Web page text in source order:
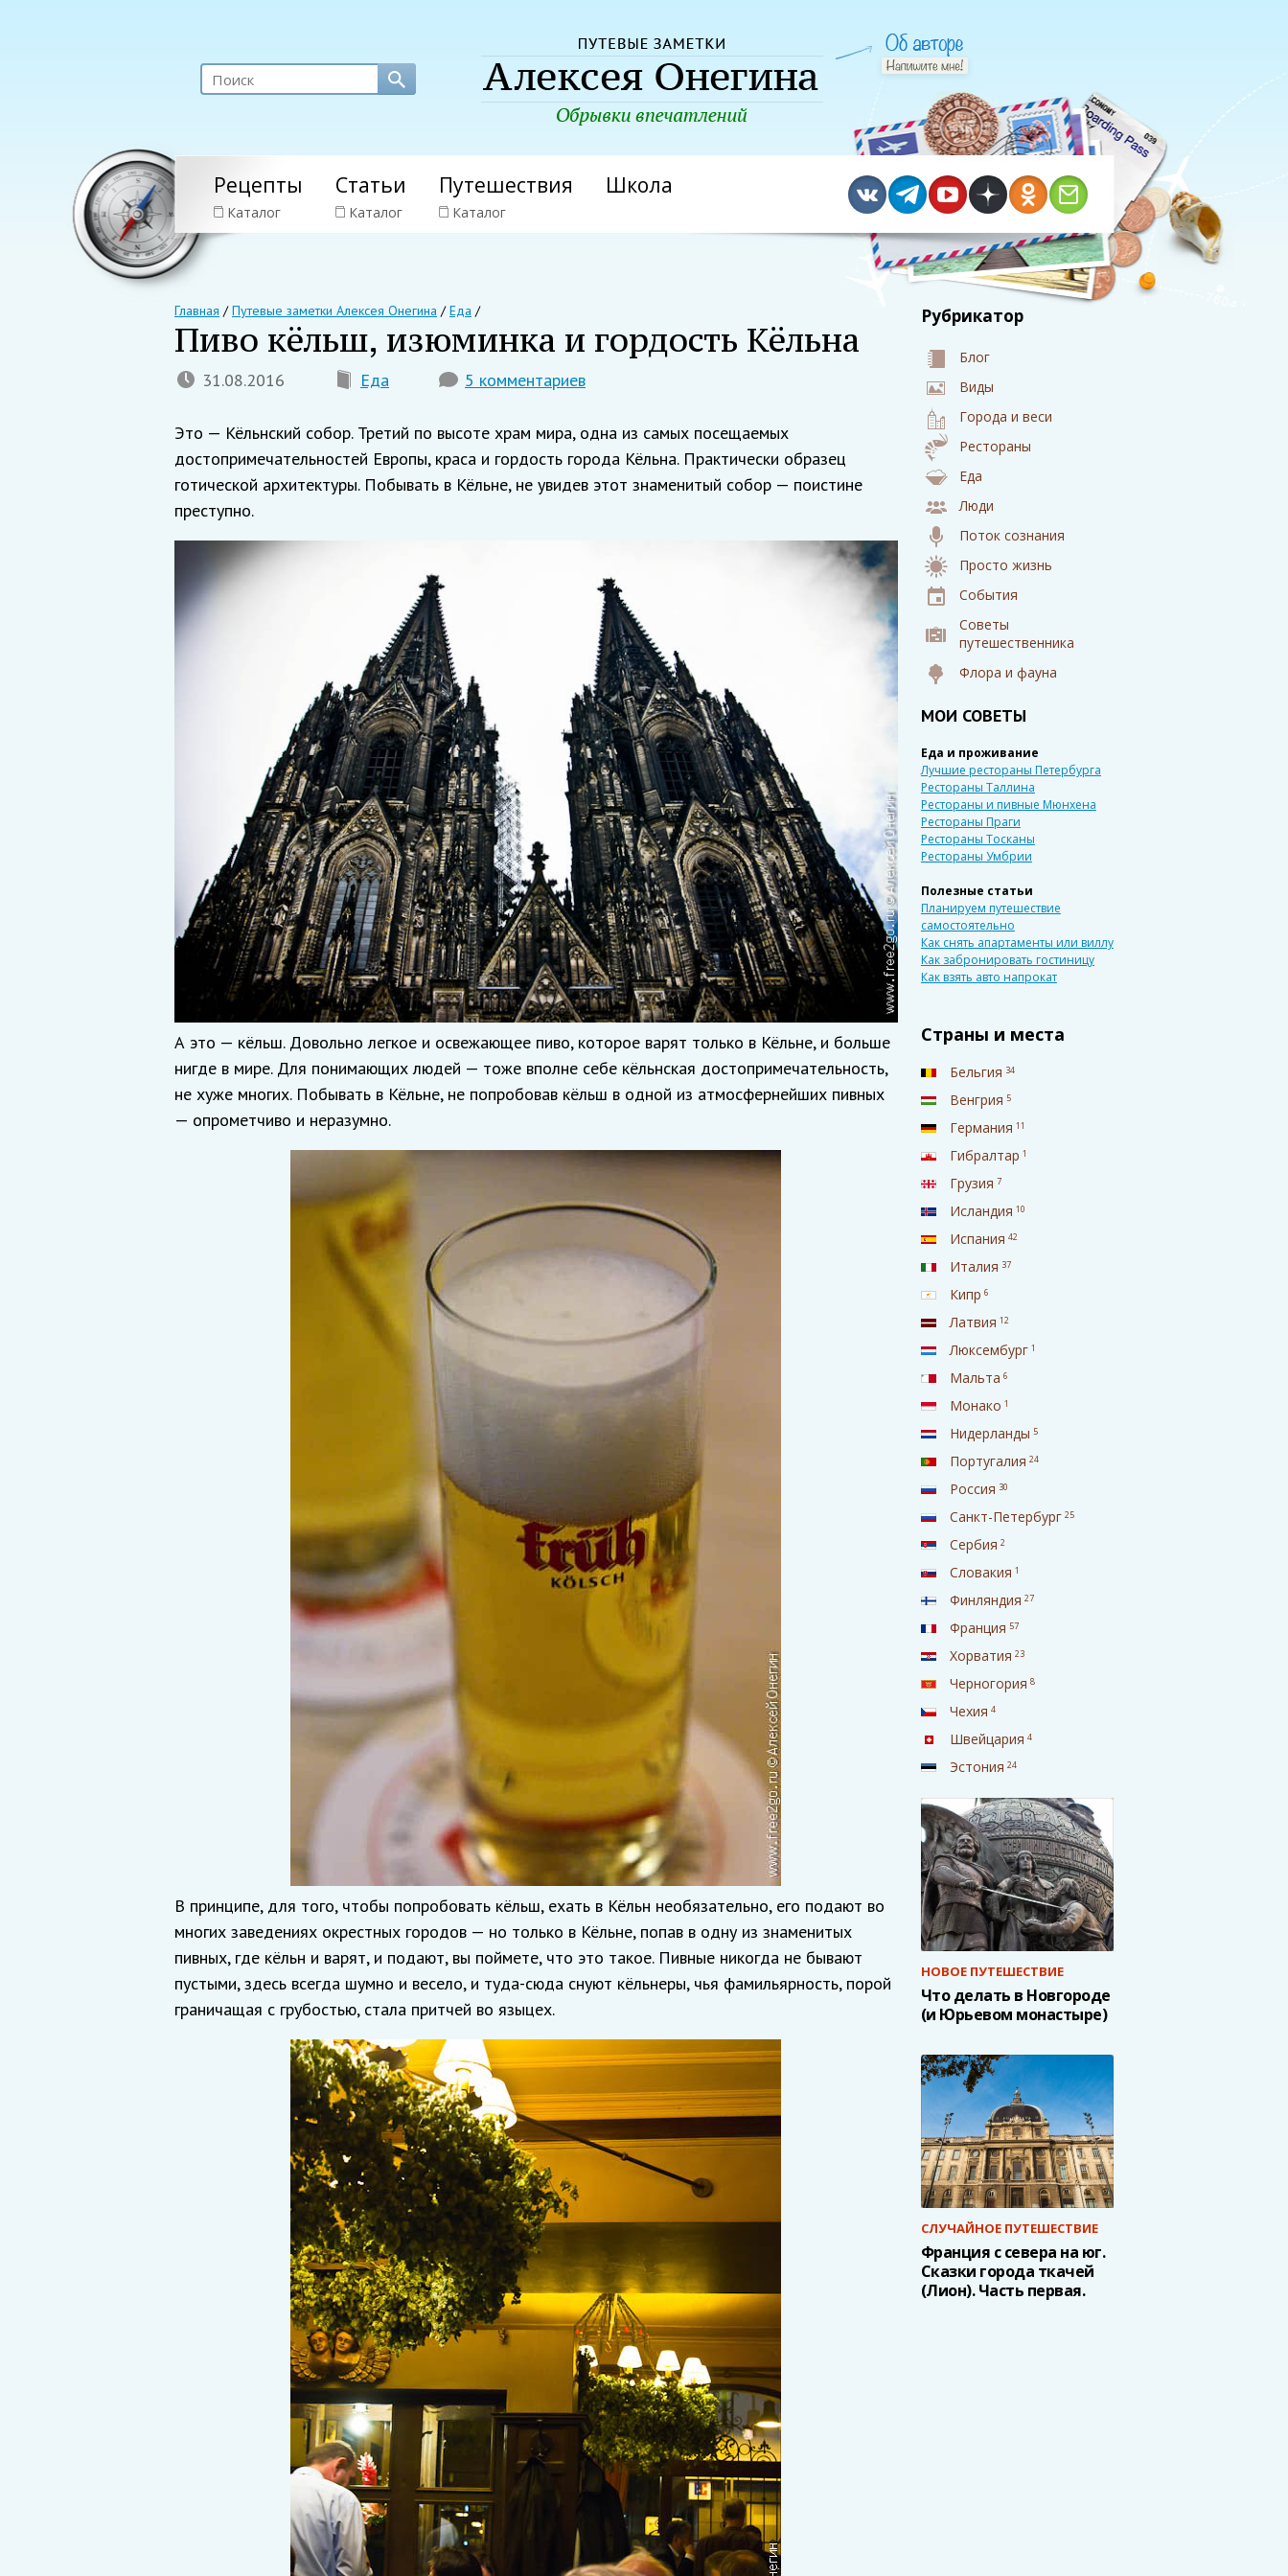
Рецепты
Каталог
Статьи
Каталог
Путешествия
Каталог
Школа
Главная /Путевые заметки Алексея Онегина /Еда /
Пиво кёльш, изюминка и гордость Кёльна
31.08.2016 Еда 5 комментариев
Это — Кёльнский собор. Третий по высоте храм мира, одна из самых посещаемых
достопримечательностей Европы, краса и гордость города Кёльна. Практически образец
готической архитектуры. Побывать в Кёльне, не увидев этот знаменитый собор — поистине
преступно.
А это — кёльш. Довольно легкое и освежающее пиво, которое варят только в Кёльне, и больше
нигде в мире. Для понимающих людей — тоже вполне себе кёльнская достопримечательность,
не хуже многих. Побывать в Кёльне, не попробовав кёльш в одной из атмосфернейших пивных
— опрометчиво и неразумно.
В принципе, для того, чтобы попробовать кёльш, ехать в Кёльн необязательно, его подают во
многих заведениях окрестных городов — но только в Кёльне, попав в одну из знаменитых
пивных, где кёльн и варят, и подают, вы поймете, что это такое. Пивные никогда не бывают
пустыми, здесь всегда шумно и весело, и туда-сюда снуют кёльнеры, чья фамильярность, порой
граничащая с грубостью, стала притчей во языцех.
Рубрикатор
Блог
Виды
Города и веси
Рестораны
Еда
Люди
Поток сознания
Просто жизнь
События
Советы
путешественника
Флора и фауна
МОИ СОВЕТЫ
Еда и проживание
Лучшие рестораны Петербурга
Рестораны Таллина
Рестораны и пивные Мюнхена
Рестораны Праги
Рестораны Тосканы
Рестораны Умбрии
Полезные статьи
Планируем путешествие
самостоятельно
Как снять апартаменты или виллу
Как забронировать гостиницу
Как взять авто напрокат
Страны и места
Бельгия 34
Венгрия 5
Германия 11
Гибралтар 1
Грузия 7
Исландия 10
Испания 42
Италия 37
Кипр 6
Латвия 12
Люксембург 1
Мальта 6
Монако 1
Нидерланды 5
Португалия 24
Россия 30
Санкт-Петербург 25
Сербия 2
Словакия 1
Финляндия 27
Франция 57
Хорватия 23
Черногория 8
Чехия 4
Швейцария 4
Эстония 24
НОВОЕ ПУТЕШЕСТВИЕ
Что делать в Новгороде
(и Юрьевом монастыре)
СЛУЧАЙНОЕ ПУТЕШЕСТВИЕ
Франция с севера на юг.
Сказки города ткачей
(Лион). Часть первая.